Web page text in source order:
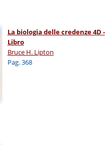
La biologia delle credenze 4D -
Libro
Bruce H. Lipton
Pag. 368